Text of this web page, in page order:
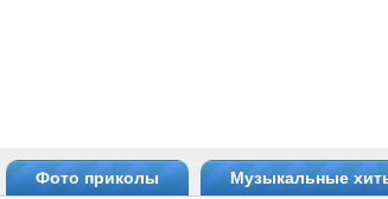
Фото приколы Музыкальные